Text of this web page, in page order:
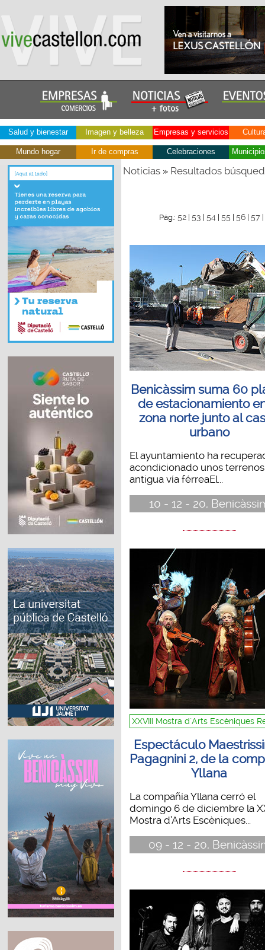
Salud y bienestar Imagen y belleza Empresas y servicios
Mundo hogar Ir de compras Celebraciones
Noticias» Resultados
Pág.: 52| 53 54| 55| 56| 57|
Benicàssim suma 60
de estacionamiento
zona norte junto al
urbano
El ayuntamiento ha
acondicionado unos
antigua vía férreaEl...
10 - 12 - 20,
XXVIII Mostra d´Arts Escèniques
Espectáculo
Pagagnini 2, de la
Yllana
La compañía Yllana cerró el
domingo 6 de diciembre la
Mostra d’Arts Escèniques...
09 - 12 - 20,